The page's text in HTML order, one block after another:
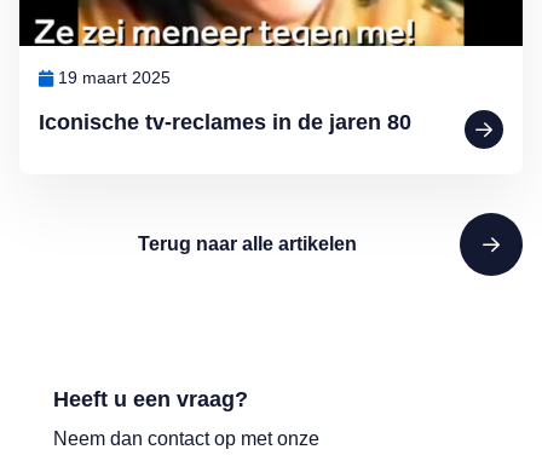
Iconische tv-reclames in de jaren 80
19 maart 2025
Terug naar alle artikelen
Heeft u een vraag?
Neem dan contact op met onze